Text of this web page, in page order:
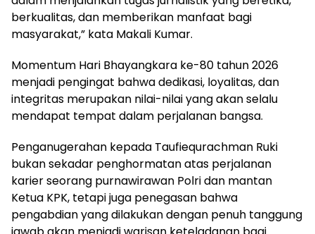
berkualitas, dan memberikan manfaat bagi
masyarakat,” kata Makali Kumar.
Momentum Hari Bhayangkara ke-80 tahun 2026
menjadi pengingat bahwa dedikasi, loyalitas, dan
integritas merupakan nilai-nilai yang akan selalu
mendapat tempat dalam perjalanan bangsa.
Penganugerahan kepada Taufiequrachman Ruki
bukan sekadar penghormatan atas perjalanan
karier seorang purnawirawan Polri dan mantan
Ketua KPK, tetapi juga penegasan bahwa
pengabdian yang dilakukan dengan penuh tanggung